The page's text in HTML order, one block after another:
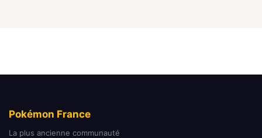
Pokémon France
La plus ancienne communauté